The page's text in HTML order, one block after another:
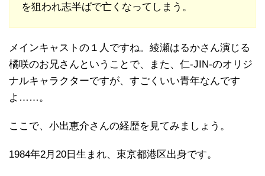
を狙われ志半ばで亡くなってしまう。
メインキャストの１人ですね。綾瀬はるかさん演じる
橘咲のお兄さんということで、また、仁-JIN-のオリジ
ナルキャラクターですが、すごくいい青年なんです
よ……。
ここで、小出恵介さんの経歴を見てみましょう。
1984年2月20日生まれ、東京都港区出身です。